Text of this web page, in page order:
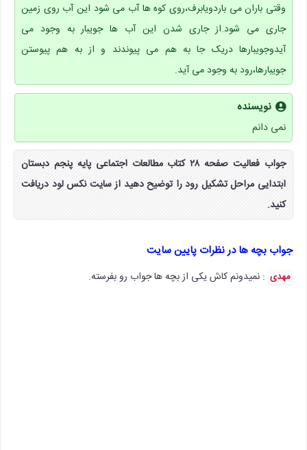
وقتی باران می باردویابرف،روی کوه ها آب می شود این آب روی زمین
جاری می شود.از جاری شدن این آب ها جویبار به وجود می
آیدوجویبارها دریک جا به هم می پیوندند و از به هم پیوستن
جویبارها،رود به وجود می آید.
نویسنده
نمی دانم
جواب فعالیت صفحه ۲۸ کتاب مطالعات اجتماعی پایه پنجم دبستان
ابتدایی مراحل تشکیل رود را توضیح دهید از سایت نکس لود دریافت
کنید.
جواب بچه ها در نظرات پایین سایت
مهدی : نمیدونم کاش یکی از بچه ها جواب رو بفرسته.